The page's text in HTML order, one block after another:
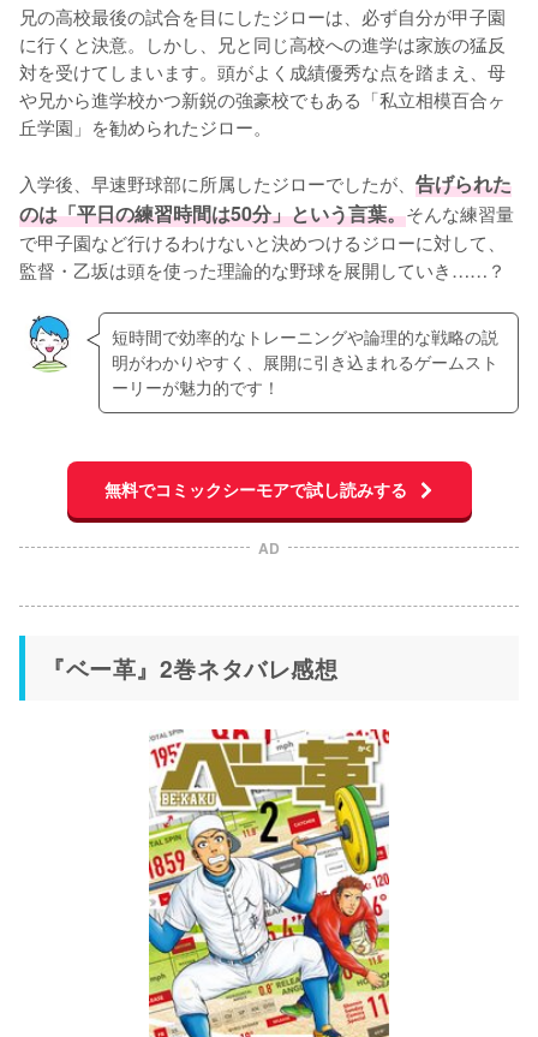
兄の高校最後の試合を目にしたジローは、必ず自分が甲子園
に行くと決意。しかし、兄と同じ高校への進学は家族の猛反
対を受けてしまいます。頭がよく成績優秀な点を踏まえ、母
や兄から進学校かつ新鋭の強豪校でもある「私立相模百合ヶ
丘学園」を勧められたジロー。
入学後、早速野球部に所属したジローでしたが、 告げられた
のは「平日の練習時間は50分」という言葉。そんな練習量
で甲子園など行けるわけないと決めつけるジローに対して、
監督・乙坂は頭を使った理論的な野球を展開していき……？
短時間で効率的なトレーニングや論理的な戦略の説
明がわかりやすく、展開に引き込まれるゲームスト
ーリーが魅力的です！
無料でコミックシーモアで試し読みする
AD
『ベー革』2巻ネタバレ感想